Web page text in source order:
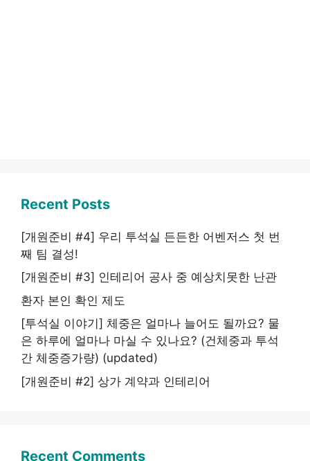
Recent Posts
[개원준비 #4] 우리 투석실 든든한 어벤저스 첫 번
째 팀 결성!
[개원준비 #3] 인테리어 공사 중 예상치못한 난관
환자 본인 확인 제도
[투석실 이야기] 체중은 얼마나 늘어도 될까요? 물
은 하루에 얼마나 마실 수 있나요? (건체중과 투석
간 체중증가량) (updated)
[개원준비 #2] 상가 계약과 인테리어
Recent Comments